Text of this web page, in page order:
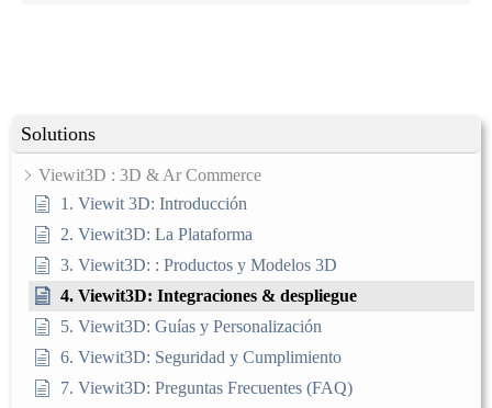
Solutions
Viewit3D : 3D & Ar Commerce
1. Viewit 3D: Introducción
2. Viewit3D: La Plataforma
3. Viewit3D: : Productos y Modelos 3D
4. Viewit3D: Integraciones & despliegue
5. Viewit3D: Guías y Personalización
6. Viewit3D: Seguridad y Cumplimiento
7. Viewit3D: Preguntas Frecuentes (FAQ)